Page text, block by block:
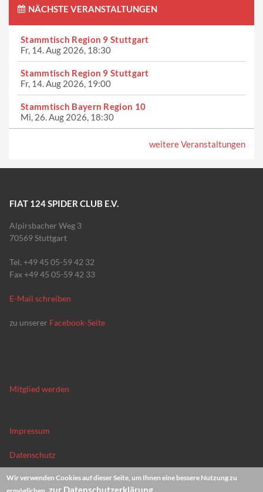
NÄCHSTE VERANSTALTUNGEN
Stammtisch Region 9 Stuttgart
Fr, 14. Aug 2026, 18:30
Stammtisch Region 9 Stuttgart
Fr, 14. Aug 2026, 19:00
Stammtisch Bayern Region 10
Mi, 26. Aug 2026, 18:30
weitere Veranstaltungen
FIAT 124 SPIDER CLUB E.V.
Alpirsbacher Weg 3
70569 Stuttgart
Tel. +49 45 05-59 42 32
Fax +49 45 05-59 42 33
E-Mail schreiben
zu unserer Facebook-Seite
Mitglied werden
Impressum
Datenschutz
News-Archiv
Wir verwenden Cookies auf dieser Seite, um Ihnen eine bessere Nutzung zu
zur Datenschutzerklärung